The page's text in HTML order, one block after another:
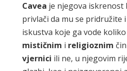
Cavea je njegova iskrenost
privlači da mu se pridružite
iskustva koje ga vode
mističnim i religioznim
vjernici ili ne, u njegovim